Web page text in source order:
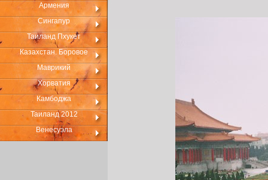
Армения
Сингапур
Таиланд Пхукет
Казахстан. Боровое
Маврикий
Хорватия
Камбоджа
Таиланд 2012
Венесуэла